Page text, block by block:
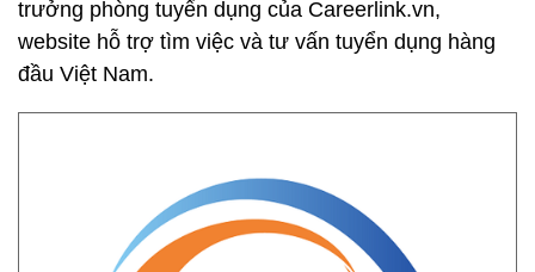
trưởng phòng tuyển dụng của Careerlink.vn,
website hỗ trợ tìm việc và tư vấn tuyển dụng hàng
đầu Việt Nam.